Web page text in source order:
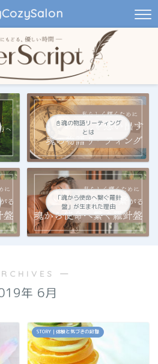
📓魂の物語リーティング
とは
「魂から使命へ繋ぐ羅針
盤」が生まれた理由
―
年 6月
STORY｜体験と気づきの記録